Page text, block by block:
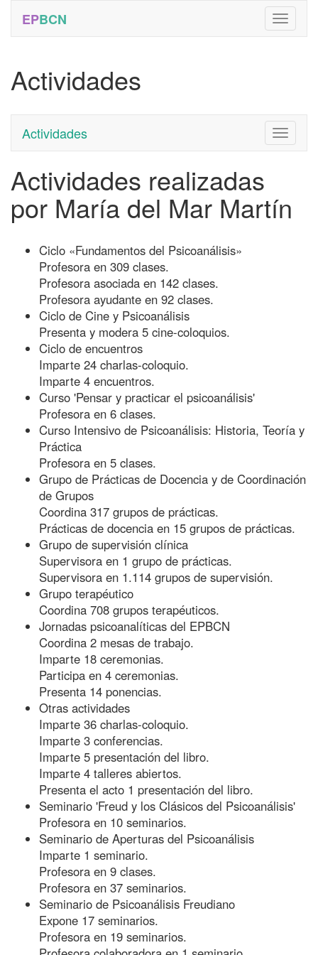
EPBCN
Actividades
Toggle
Actividades
Actividades realizadas
por María del Mar Martín
Ciclo «Fundamentos del Psicoanálisis»
Profesora en 309 clases.
Profesora asociada en 142 clases.
Profesora ayudante en 92 clases.
Ciclo de Cine y Psicoanálisis
Presenta y modera 5 cine-coloquios.
Ciclo de encuentros
Imparte 24 charlas-coloquio.
Imparte 4 encuentros.
Curso 'Pensar y practicar el psicoanálisis'
Profesora en 6 clases.
Curso Intensivo de Psicoanálisis: Historia, Teoría y
Práctica
Profesora en 5 clases.
Grupo de Prácticas de Docencia y de Coordinación
de Grupos
Coordina 317 grupos de prácticas.
Prácticas de docencia en 15 grupos de prácticas.
Grupo de supervisión clínica
Supervisora en 1 grupo de prácticas.
Supervisora en 1.114 grupos de supervisión.
Grupo terapéutico
Coordina 708 grupos terapéuticos.
Jornadas psicoanalíticas del EPBCN
Coordina 2 mesas de trabajo.
Imparte 18 ceremonias.
Participa en 4 ceremonias.
Presenta 14 ponencias.
Otras actividades
Imparte 36 charlas-coloquio.
Imparte 3 conferencias.
Imparte 5 presentación del libro.
Imparte 4 talleres abiertos.
Presenta el acto 1 presentación del libro.
Seminario 'Freud y los Clásicos del Psicoanálisis'
Profesora en 10 seminarios.
Seminario de Aperturas del Psicoanálisis
Imparte 1 seminario.
Profesora en 9 clases.
Profesora en 37 seminarios.
Seminario de Psicoanálisis Freudiano
Expone 17 seminarios.
Profesora en 19 seminarios.